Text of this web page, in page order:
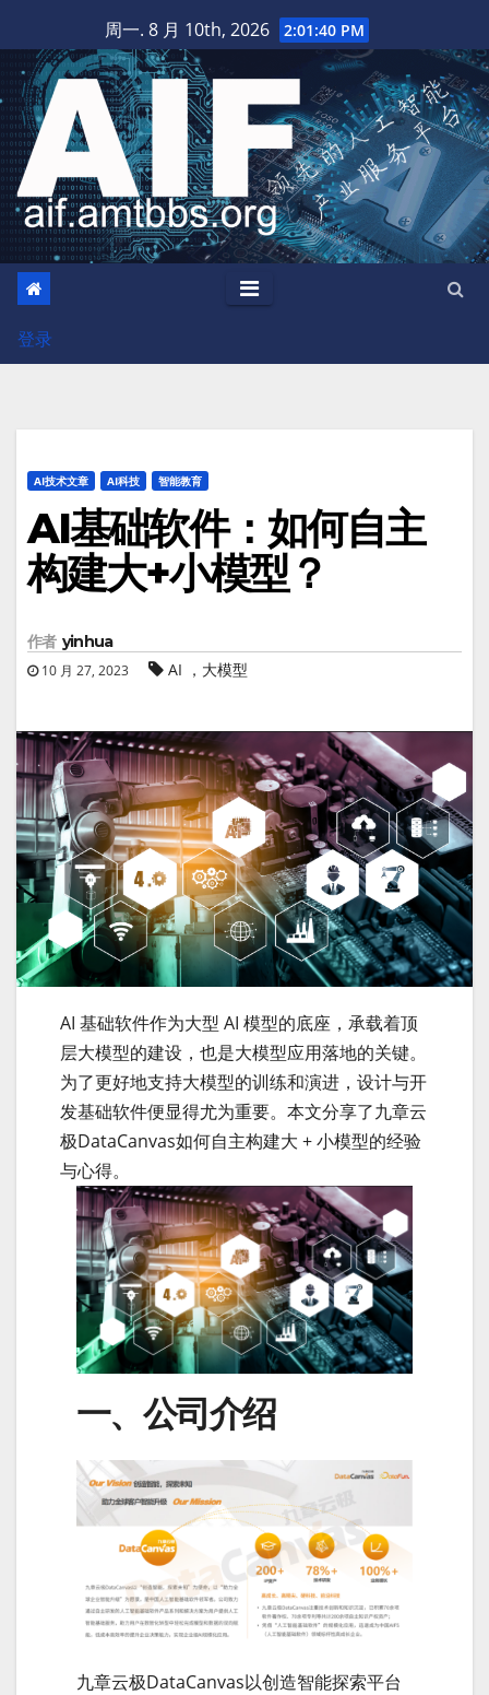
至
内
容
周一. 8 月 10th, 2026 2:01:42 PM
登录
AI技术文章 AI科技 智能教育
AI基础软件：如何自主
构建大+小模型？
作者 yinhua
10 月 27, 2023 AI ，大模型
AI 基础软件作为大型 AI 模型的底座，承载着顶
层大模型的建设，也是大模型应用落地的关键。
为了更好地支持大模型的训练和演进，设计与开
发基础软件便显得尤为重要。本文分享了九章云
极DataCanvas如何自主构建大 + 小模型的经验
与心得。
一、公司介绍
九章云极DataCanvas以创造智能探索平台